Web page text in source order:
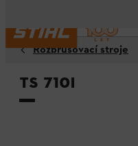
Rozbrušovací stroje
TS 710i